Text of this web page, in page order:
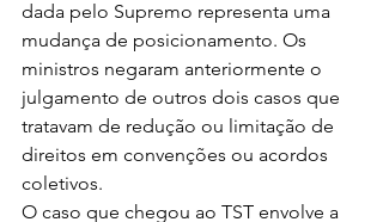
dada pelo Supremo representa uma
mudança de posicionamento. Os
ministros negaram anteriormente o
julgamento de outros dois casos que
tratavam de redução ou limitação de
direitos em convenções ou acordos
coletivos.
O caso que chegou ao TST envolve a